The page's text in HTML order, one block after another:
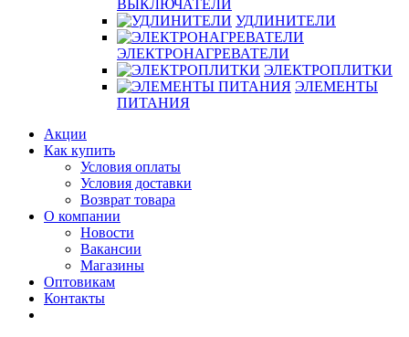
ВЫКЛЮЧАТЕЛИ
УДЛИНИТЕЛИ
ЭЛЕКТРОНАГРЕВАТЕЛИ
ЭЛЕКТРОПЛИТКИ
ЭЛЕМЕНТЫ
ПИТАНИЯ
Акции
Как купить
Условия оплаты
Условия доставки
Возврат товара
О компании
Новости
Вакансии
Магазины
Оптовикам
Контакты